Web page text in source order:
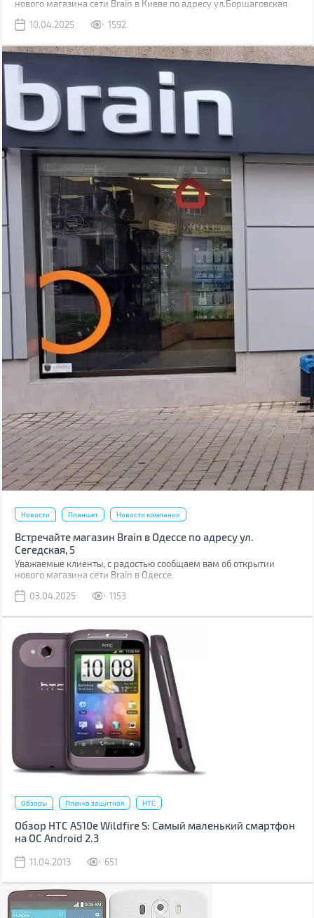
нового магазина сети Brain в Киеве по адресу ул.Борщаговская
10.04.2025
1592
Новости Планшет Новости компании
Встречайте магазин Brain в Одессе по адресу ул.
Сегедская, 5
Уважаемые клиенты, с радостью сообщаем вам об открытии
нового магазина сети Brain в Одессе.
03.04.2025
1153
Обзоры Пленка защитная HTC
Обзор HTC A510e Wildfire S: Самый маленький смартфон
на ОС Android 2.3
11.04.2013 651